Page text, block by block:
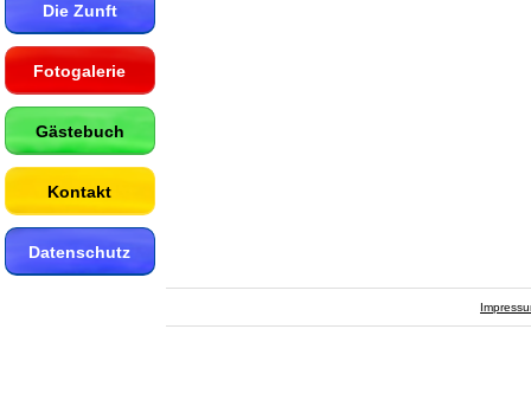
Die Zunft
Fotogalerie
Gästebuch
Kontakt
Datenschutz